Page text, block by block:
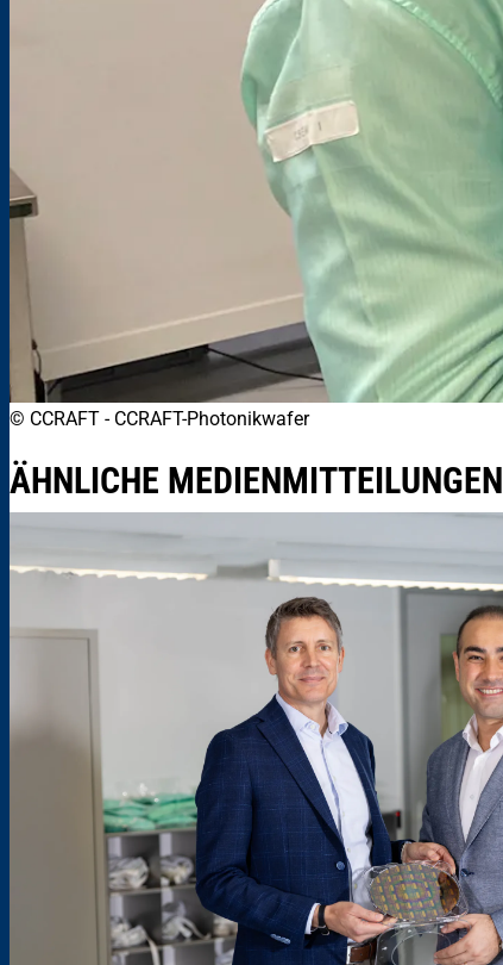
© CCRAFT - CCRAFT-Photonikwafer
ÄHNLICHE MEDIENMITTEILUNGEN